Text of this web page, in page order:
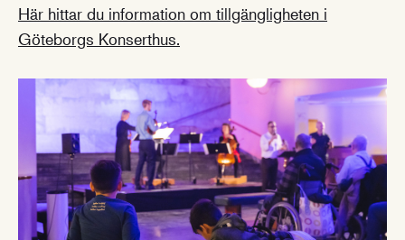
Här hittar du information om tillgängligheten i
Göteborgs Konserthus.